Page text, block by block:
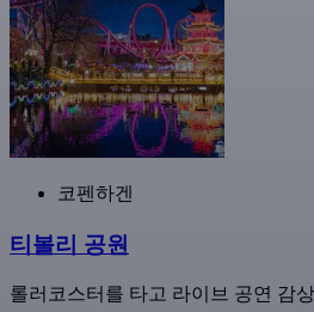
코펜하겐
티볼리 공원
롤러코스터를 타고 라이브 공연 감상